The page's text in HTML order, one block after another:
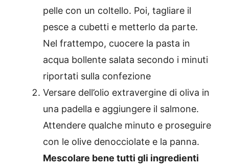
pelle con un coltello. Poi, tagliare il
pesce a cubetti e metterlo da parte.
Nel frattempo, cuocere la pasta in
acqua bollente salata secondo i minuti
riportati sulla confezione
Versare dell’olio extravergine di oliva in
una padella e aggiungere il salmone.
Attendere qualche minuto e proseguire
con le olive denocciolate e la panna.
Mescolare bene tutti gli ingredienti